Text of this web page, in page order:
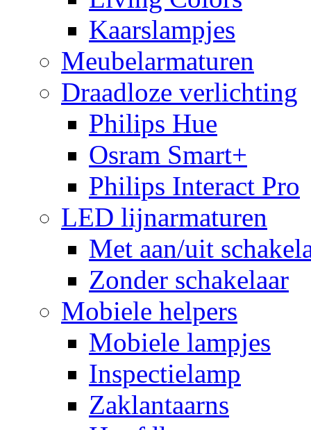
Kaarslampjes
Meubelarmaturen
Draadloze verlichting
Philips Hue
Osram Smart+
Philips Interact Pro
LED lijnarmaturen
Met aan/uit
Zonder schakelaar
Mobiele helpers
Mobiele lampjes
Inspectielamp
Zaklantaarns